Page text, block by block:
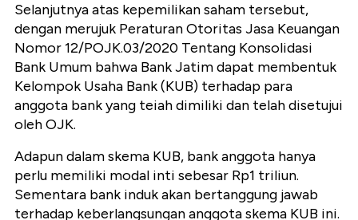
Selanjutnya atas kepemilikan saham tersebut,
dengan merujuk Peraturan Otoritas Jasa Keuangan
Nomor 12/POJK.03/2020 Tentang Konsolidasi
Bank Umum bahwa Bank Jatim dapat membentuk
Kelompok Usaha Bank (KUB) terhadap para
anggota bank yang teiah dimiliki dan telah disetujui
oleh OJK.
Adapun dalam skema KUB, bank anggota hanya
perlu memiliki modal inti sebesar Rp1 triliun.
Sementara bank induk akan bertanggung jawab
terhadap keberlangsungan anggota skema KUB ini.